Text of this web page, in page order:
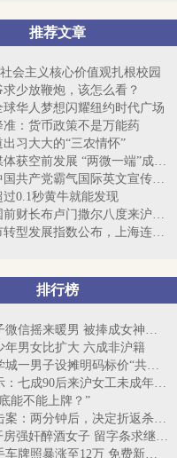
推荐文章
会主义核心价值观扎根校园
少放鞭炮，该怎么看？
球华人梦想闪耀纽约时代广场
准：货币政策不是万能药
出习大大的“三农情怀”
政务新媒体获空前发展 “两微一端”成为...
视频：中国共产党霸气国际英文宣传片走红
过0.1秒黄牛就能发现
89岁美国前财长布卢门撒尔八度来沪“寻根”
各省区市转型发展指数公布，上海连续四年...
排行榜
中年女子微信摇来暖男 被捧成女神却丧命
年男女比扩大 六成非沪籍
松江大学城一男子设摊明码标价“共享女友...
调查显示：七成90后来沪女工未成年时尝“...
能不能上牌？”
宝山枪击案：两分钟后，决定折返杀人……
“的哥”开房强奸醉酒女子 留字条求继续交往
上海二手车牌照暴涨至12万 免费新能源牌...